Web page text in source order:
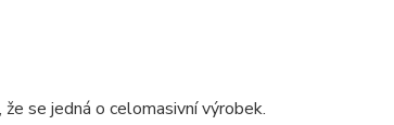
se jedná o celomasivní výrobek.